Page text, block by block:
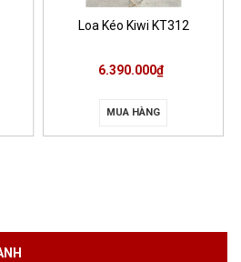
Loa Kéo Kiwi KT312
6.390.000₫
MUA HÀNG